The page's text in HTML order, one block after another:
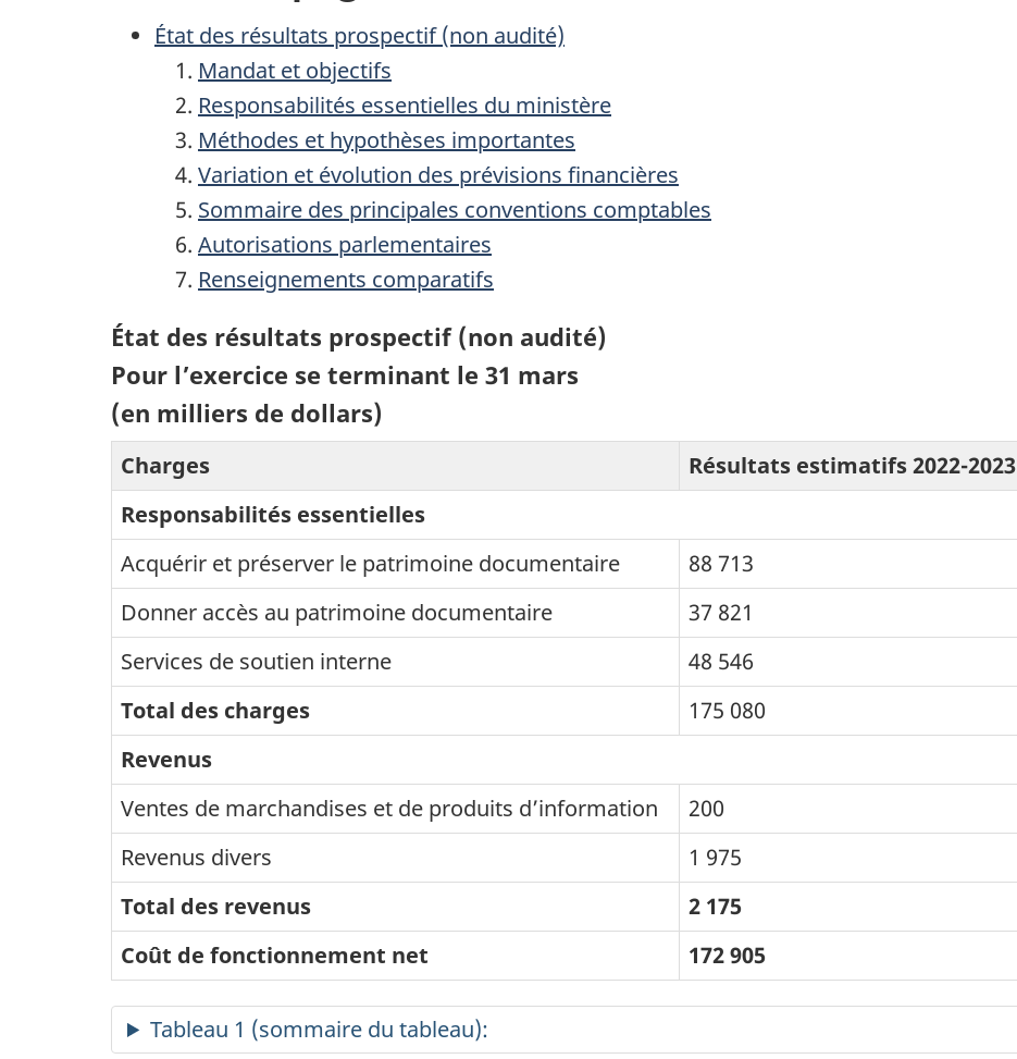
État des résultats prospectif (non audité)
Mandat et objectifs
Responsabilités essentielles du ministère
Méthodes et hypothèses importantes
Variation et évolution des prévisions financières
Sommaire des principales conventions comptables
Autorisations parlementaires
Renseignements comparatifs
État des résultats prospectif (non audité)
Pour l’exercice se terminant le 31 mars
(en milliers de dollars)
Charges Résultats estimatifs 2022-2023
Responsabilités essentielles
Acquérir et préserver le patrimoine documentaire
88 713
Donner accès au patrimoine documentaire
37 821
Services de soutien interne
48 546
Total des charges
175 080
Revenus
Ventes de marchandises et de produits d’information
200
Revenus divers
1 975
Total des revenus
2 175
Coût de fonctionnement net
172 905
Tableau 1 (sommaire du tableau):